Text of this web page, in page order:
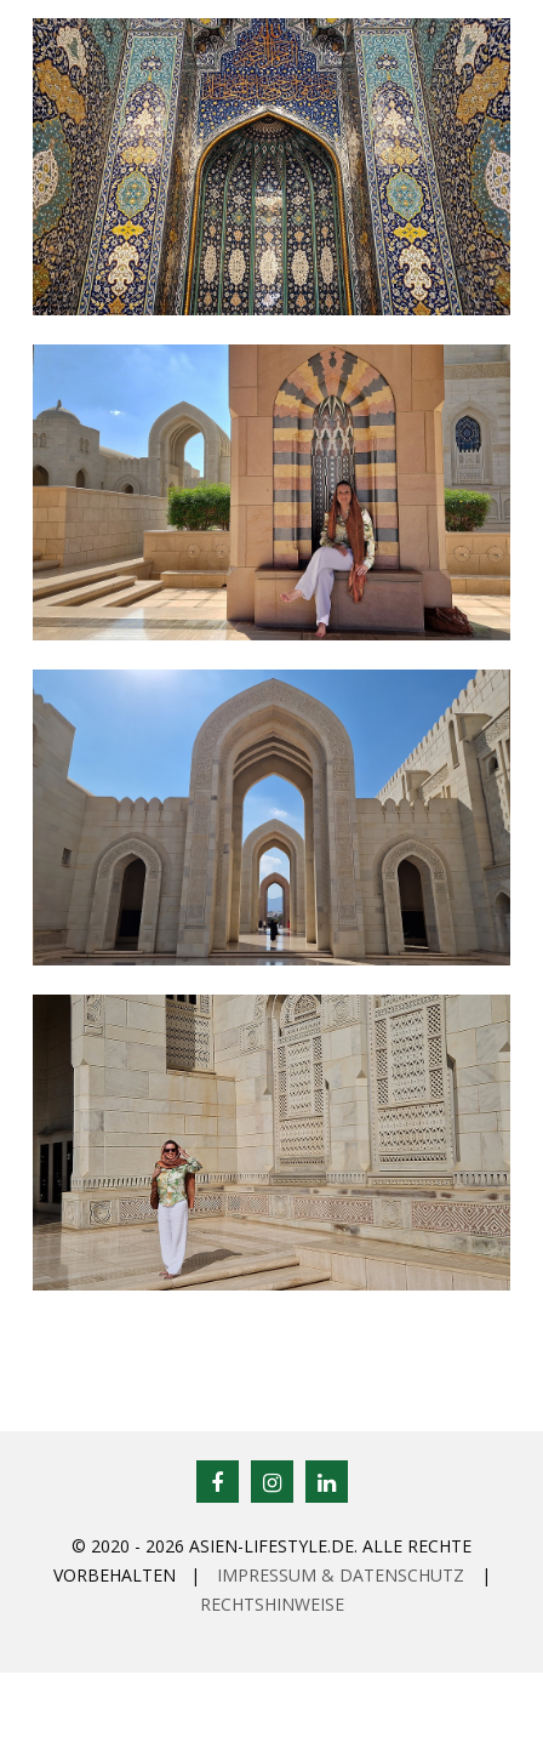
© 2020 - 2026 ASIEN-LIFESTYLE.DE. ALLE RECHTE
VORBEHALTEN |
IMPRESSUM & DATENSCHUTZ
|
RECHTSHINWEISE